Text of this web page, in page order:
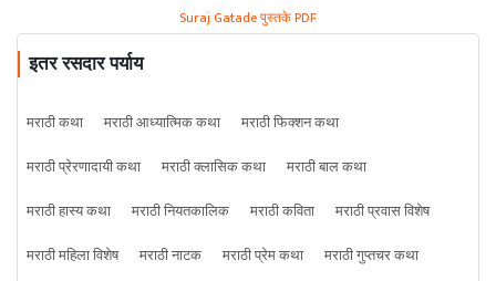
Suraj Gatade पुस्तके PDF
इतर रसदार पर्याय
मराठी कथा मराठी आध्यात्मिक कथा
मराठी फिक्शन कथा
मराठी प्रेरणादायी कथा
मराठी क्लासिक कथा
मराठी बाल कथा
मराठी हास्य कथा
मराठी नियतकालिक मराठी कविता
मराठी प्रवास विशेष
मराठी महिला विशेष
मराठी नाटक मराठी प्रेम कथा मराठी गुप्तचर कथा